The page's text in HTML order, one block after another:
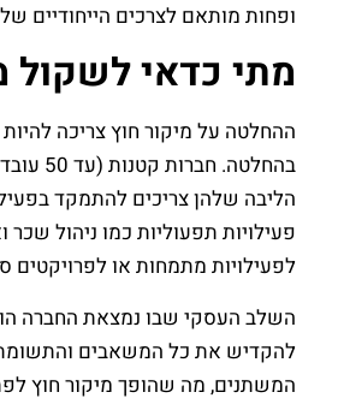
ופחות מותאם לצרכים הייחודיים
מתי כדאי לשקול
ההחלטה על מיקור חוץ צריכה
לפעילויות מתמחות או לפרויקטים
להקדיש את כל המשאבים והתשומת
המשתנים, מה שהופך מיקור חוץ